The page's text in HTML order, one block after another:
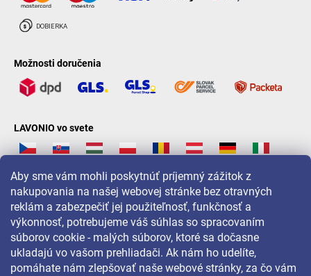
Aby sme vám mohli poskytnúť príjemný zážitok z
nakupovania na našej webovej stránke bez otravných
reklám a zabezpečiť jej použiteľnosť, funkčnosť a
výkonnosť, potrebujeme váš súhlas so spracovaním
súborov cookie - malých súborov, ktoré sa dočasne
ukladajú vo vašom prehliadači. Ak nám ho udelíte,
pomáhate nám zlepšovať naše webové stránky, za čo vám
Možnosti doručenia
LAVONIO vo svete
Pre akcie, súťaže a zľavy nás sledujte na: